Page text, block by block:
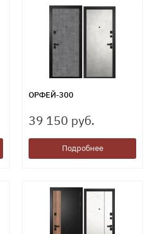
ОРФЕЙ-300
39 150 руб.
Подробнее